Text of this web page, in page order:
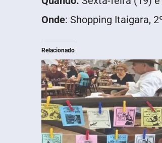
Onde: Shopping Itaigara,
Relacionado